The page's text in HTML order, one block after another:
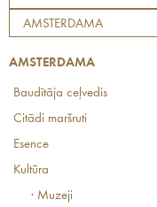
AMSTERDAMA
AMSTERDAMA
Baudītāja ceļvedis
Citādi maršruti
Esence
Kultūra
· Muzeji